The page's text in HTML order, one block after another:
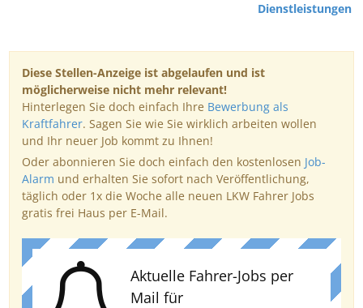
Dienstleistungen
Diese Stellen-Anzeige ist abgelaufen und ist
möglicherweise nicht mehr relevant!
Hinterlegen Sie doch einfach Ihre Bewerbung als
Kraftfahrer. Sagen Sie wie Sie wirklich arbeiten wollen
und Ihr neuer Job kommt zu Ihnen!
Oder abonnieren Sie doch einfach den kostenlosen Job-
Alarm und erhalten Sie sofort nach Veröffentlichung,
täglich oder 1x die Woche alle neuen LKW Fahrer Jobs
gratis frei Haus per E-Mail.
Aktuelle Fahrer-Jobs per
Mail für